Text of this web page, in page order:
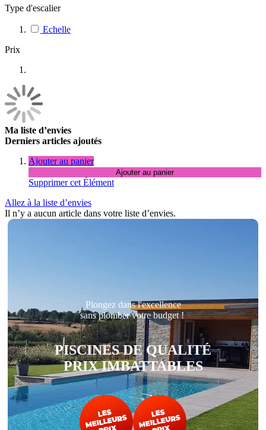
Type d'escalier
Echelle
Prix
Ma liste d’envies
Derniers articles ajoutés
Ajouter au panier
Ajouter au panier
Supprimer cet Élément
Allez à la liste d’envies
Il n’y a aucun article dans votre liste d’envies.
Plongez dans l'excellence
sans plomber votre budget !
PISCINES DE QUALITÉ
PRIX IMBATTABLES